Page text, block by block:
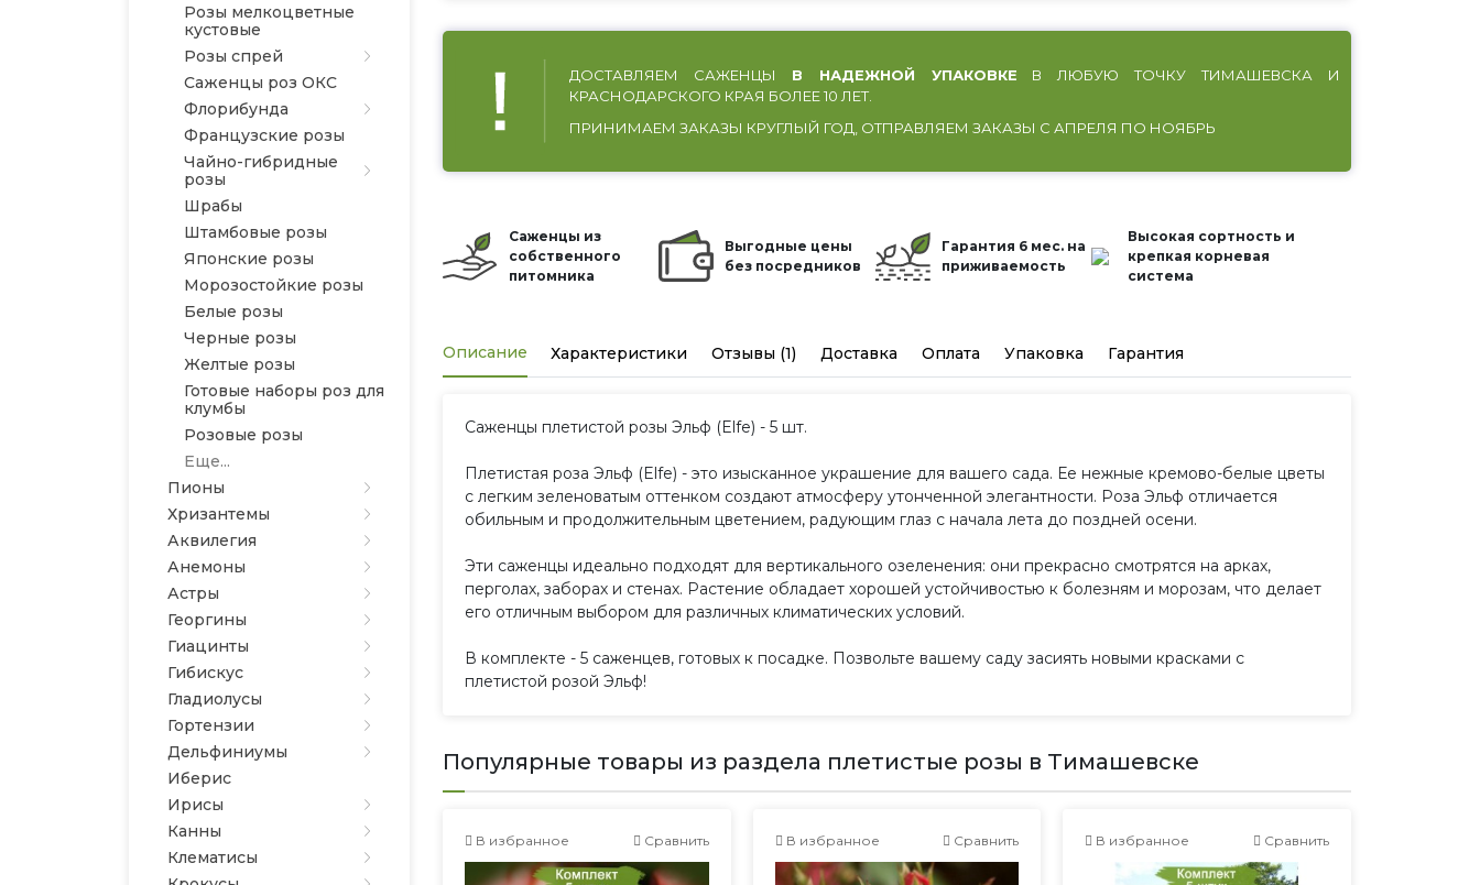
Розы мелкоцветные
кустовые
Розы спрей
Саженцы роз ОКС
Флорибунда
Французские розы
Чайно-гибридные
розы
Шрабы
Штамбовые розы
Японские розы
Морозостойкие розы
Белые розы
Черные розы
Желтые розы
Готовые наборы роз для
клумбы
Розовые розы
Еще...
Пионы
Хризантемы
Аквилегия
Анемоны
Астры
Георгины
Гиацинты
Гибискус
Гладиолусы
Гортензии
Дельфиниумы
Иберис
Ирисы
Канны
Клематисы
ДОСТАВЛЯЕМ САЖЕНЦЫ В НАДЕЖНОЙ УПАКОВКЕ В ЛЮБУЮ ТОЧКУ ТИМАШЕВСКА И
КРАСНОДАРСКОГО КРАЯ БОЛЕЕ 10 ЛЕТ.
ПРИНИМАЕМ ЗАКАЗЫ КРУГЛЫЙ ГОД, ОТПРАВЛЯЕМ ЗАКАЗЫ С АПРЕЛЯ ПО НОЯБРЬ
Саженцы из
собственного
питомника
Выгодные цены
без посредников
Гарантия 6 мес. на
приживаемость
Высокая сортность и
крепкая корневая
система
Описание Характеристики Отзывы (1) Доставка Оплата Упаковка Гарантия
Саженцы плетистой розы Эльф (Elfe) - 5 шт.
Плетистая роза Эльф (Elfe) - это изысканное украшение для вашего сада. Ее нежные кремово-белые цветы
с легким зеленоватым оттенком создают атмосферу утонченной элегантности. Роза Эльф отличается
обильным и продолжительным цветением, радующим глаз с начала лета до поздней осени.
Эти саженцы идеально подходят для вертикального озеленения: они прекрасно смотрятся на арках,
перголах, заборах и стенах. Растение обладает хорошей устойчивостью к болезням и морозам, что делает
его отличным выбором для различных климатических условий.
В комплекте - 5 саженцев, готовых к посадке. Позвольте вашему саду засиять новыми красками с
плетистой розой Эльф!
Популярные товары из раздела плетистые розы в Тимашевске
В избранное Сравнить В избранное Сравнить В избранное Сравнить